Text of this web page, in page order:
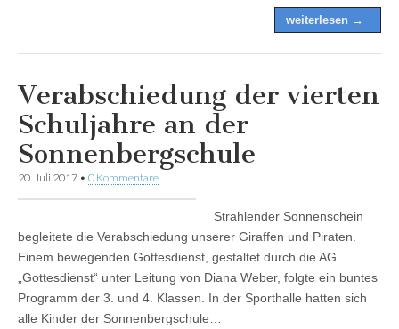
weiterlesen →
Verabschiedung der vierten
Schuljahre an der
Sonnenbergschule
20. Juli 2017 • 0 Kommentare
Strahlender Sonnenschein
begleitete die Verabschiedung unserer Giraffen und Piraten.
Einem bewegenden Gottesdienst, gestaltet durch die AG
„Gottesdienst“ unter Leitung von Diana Weber, folgte ein buntes
Programm der 3. und 4. Klassen. In der Sporthalle hatten sich
alle Kinder der Sonnenbergschule…